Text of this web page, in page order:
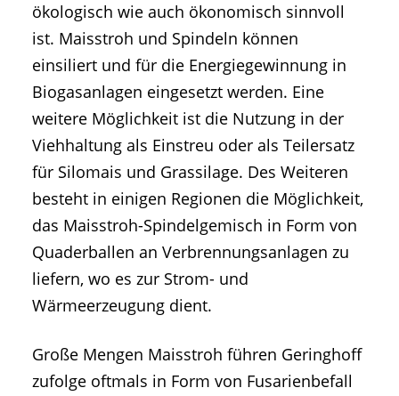
ökologisch wie auch ökonomisch sinnvoll
ist. Maisstroh und Spindeln können
einsiliert und für die Energiegewinnung in
Biogasanlagen eingesetzt werden. Eine
weitere Möglichkeit ist die Nutzung in der
Viehhaltung als Einstreu oder als Teilersatz
für Silomais und Grassilage. Des Weiteren
besteht in einigen Regionen die Möglichkeit,
das Maisstroh-Spindelgemisch in Form von
Quaderballen an Verbrennungsanlagen zu
liefern, wo es zur Strom- und
Wärmeerzeugung dient.
Große Mengen Maisstroh führen Geringhoff
zufolge oftmals in Form von Fusarienbefall